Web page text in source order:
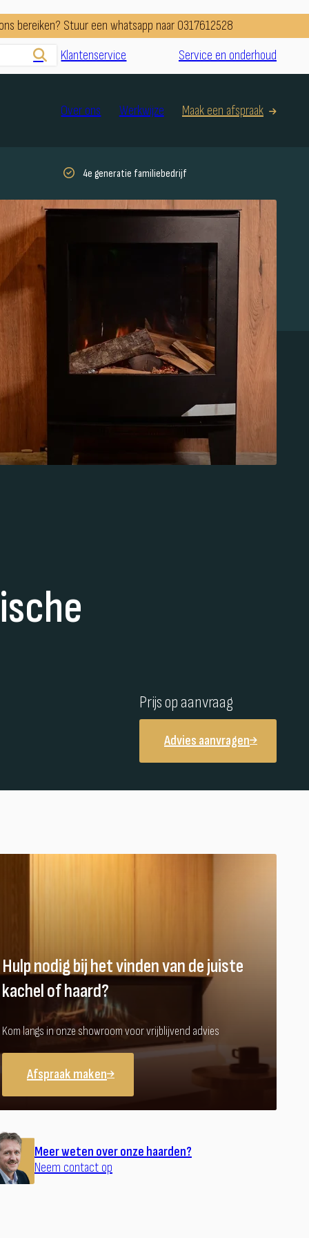
bereiken? Stuur een whatsapp naar 0317612528
Klantenservice
Service en onderhoud
Over ons Werkwijze Maak een afspraak
4e generatie familiebedrijf
Prijs op aanvraag
Advies aanvragen
Hulp nodig bij het vinden van de juiste
kachel of haard?
Kom langs in onze showroom voor vrijblijvend advies
Afspraak maken
Meer weten over onze haarden?
Neem contact op